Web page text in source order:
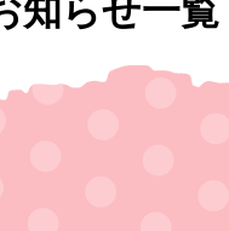
知らせ一覧